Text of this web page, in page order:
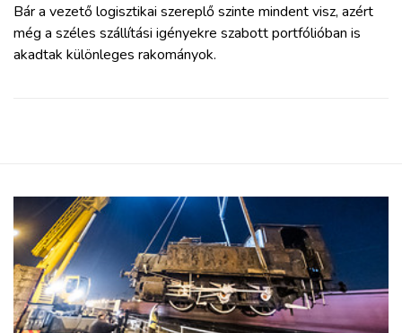
BLOG
REGISZTRÁCIÓ
Bár a vezető logisztikai szereplő szinte mindent visz, azért
még a széles szállítási igényekre szabott portfólióban is
akadtak különleges rakományok.